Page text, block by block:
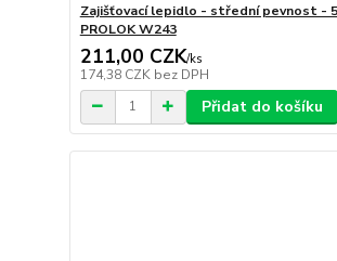
Zajišťovací lepidlo - střední pevnost -
PROLOK W243
211,00 CZK/ks
174,38 CZK bez DPH
Přidat do košíku